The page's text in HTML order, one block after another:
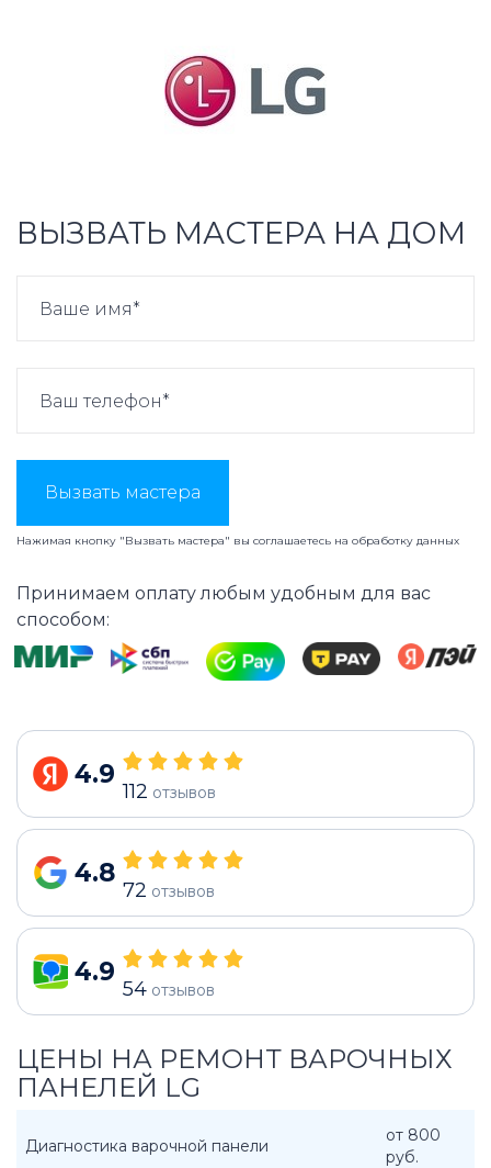
ВЫЗВАТЬ МАСТЕРА НА ДОМ
Вызвать мастера
Нажимая кнопку "Вызвать мастера" вы соглашаетесь на обработку данных
Принимаем оплату любым удобным для вас
способом:
4.9
112 отзывов
4.8
72 отзывов
4.9
54 отзывов
ЦЕНЫ НА РЕМОНТ ВАРОЧНЫХ
ПАНЕЛЕЙ LG
Диагностика варочной панели
от 800
руб.